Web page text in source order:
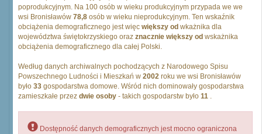
poprodukcyjnym. Na 100 osób w wieku produkcyjnym przypada we we
wsi Bronisławów 78,8 osób w wieku nieprodukcyjnym. Ten wskaźnik
obciążenia demograficznego jest więc większy od wkażnika dla
województwa świętokrzyskiego oraz znacznie większy od wskażnika
obciążenia demograficznego dla całej Polski.
Według danych archiwalnych pochodzących z Narodowego Spisu
Powszechnego Ludności i Mieszkań w 2002 roku we wsi Bronisławów
było 33 gospodarstwa domowe. Wśród nich dominowały gospodarstwa
zamieszkałe przez dwie osoby - takich gospodarstw było 11 .
Dostępność danych demograficznych jest mocno ograniczona